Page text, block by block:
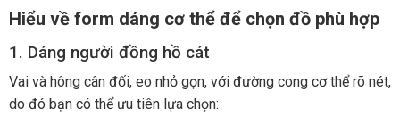
Hiểu về form dáng cơ thể để chọn đồ phù hợp
1. Dáng người đồng hồ cát
Vai và hông cân đối, eo nhỏ gọn, với đường cong cơ thể rõ nét,
do đó bạn có thể ưu tiên lựa chọn: